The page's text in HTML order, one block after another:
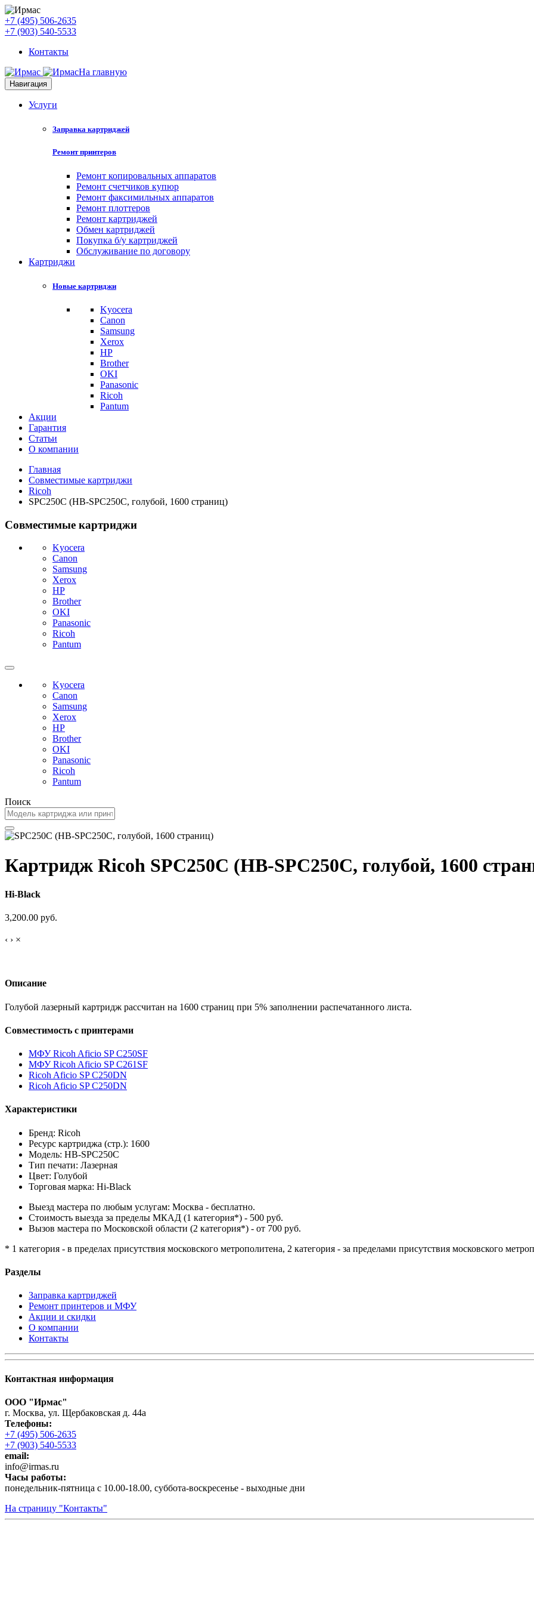
+7 (495) 506-2635
+7 (903) 540-5533
Контакты
На главную
Навигация
Услуги
Заправка картриджей
Ремонт принтеров
Ремонт копировальных аппаратов
Ремонт счетчиков купюр
Ремонт факсимильных аппаратов
Ремонт плоттеров
Ремонт картриджей
Обмен картриджей
Покупка б/у картриджей
Обслуживание по договору
Картриджи
Новые картриджи
Kyocera
Canon
Samsung
Xerox
HP
Brother
OKI
Panasonic
Ricoh
Pantum
Акции
Гарантия
Статьи
О компании
Главная
Совместимые картриджи
Ricoh
SPC250C (HB-SPC250C, голубой, 1600 страниц)
Совместимые картриджи
Kyocera
Canon
Samsung
Xerox
HP
Brother
OKI
Panasonic
Ricoh
Pantum
Kyocera
Canon
Samsung
Xerox
HP
Brother
OKI
Panasonic
Ricoh
Pantum
Поиск
Картридж Ricoh SPC250C (HB-SPC250C, голубой, 1600
Hi-Black
3,200.00 руб.
‹ › ×
Описание
Голубой лазерный картридж рассчитан на 1600 страниц при 5% заполнении распечатанного листа.
Совместимость с принтерами
МФУ Ricoh Aficio SP C250SF
МФУ Ricoh Aficio SP C261SF
Ricoh Aficio SP C250DN
Ricoh Aficio SP C250DN
Характеристики
Бренд: Ricoh
Ресурс картриджа (стр.): 1600
Модель: HB-SPC250C
Тип печати: Лазерная
Цвет: Голубой
Торговая марка: Hi-Black
Выезд мастера по любым услугам: Москва - бесплатно.
Стоимость выезда за пределы МКАД (1 категория*) - 500 руб.
Вызов мастера по Московской области (2 категория*) - от 700 руб.
* 1 категория - в пределах присутствия московского метрополитена, 2 категория - за пределами присутствия московского
Разделы
Заправка картриджей
Ремонт принтеров и МФУ
Акции и скидки
О компании
Контакты
Контактная информация
ООО "Ирмас"
г. Москва, ул. Щербаковская д. 44а
Телефоны:
+7 (495) 506-2635
+7 (903) 540-5533
email:
infо@irmas.ru
Часы работы:
понедельник-пятница с 10.00-18.00, суббота-воскресенье - выходные дни
На страницу "Контакты"